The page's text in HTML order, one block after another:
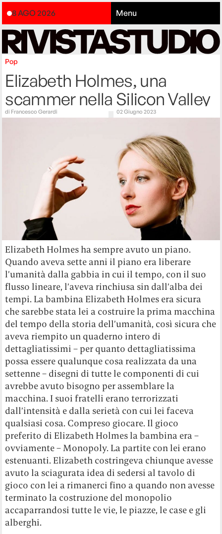
8 AGO 2026 Menu
Pop
Elizabeth Holmes, una
scammer nella Silicon Valley
di Francesco Gerardi 02 Giugno 2023
Elizabeth Holmes ha sempre avuto un piano.
Quando aveva sette anni il piano era liberare
l’umanità dalla gabbia in cui il tempo, con il suo
flusso lineare, l’aveva rinchiusa sin dall’alba dei
tempi. La bambina Elizabeth Holmes era sicura
che sarebbe stata lei a costruire la prima macchina
del tempo della storia dell’umanità, così sicura che
aveva riempito un quaderno intero di
dettagliatissimi – per quanto dettagliatissima
possa essere qualunque cosa realizzata da una
settenne – disegni di tutte le componenti di cui
avrebbe avuto bisogno per assemblare la
macchina. I suoi fratelli erano terrorizzati
dall’intensità e dalla serietà con cui lei faceva
qualsiasi cosa. Compreso giocare. Il gioco
preferito di Elizabeth Holmes la bambina era –
ovviamente – Monopoly. La partite con lei erano
estenuanti. Elizabeth costringeva chiunque avesse
avuto la sciagurata idea di sedersi al tavolo di
gioco con lei a rimanerci fino a quando non avesse
terminato la costruzione del monopolio
accaparrandosi tutte le vie, le piazze, le case e gli
alberghi.